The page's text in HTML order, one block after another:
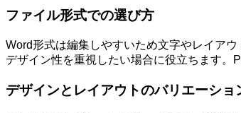
ファイル形式での選び方
Word形式は編集しやすいため文字やレイア
デザイン性を重視したい場合に役立ちます。
デザインとレイアウトのバリエーショ